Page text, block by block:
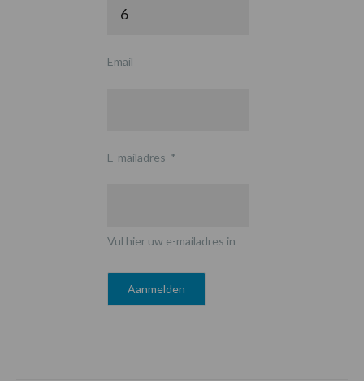
Email
E-mailadres *
Vul hier uw e-mailadres in